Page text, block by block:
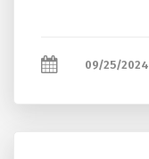
09/25/2024